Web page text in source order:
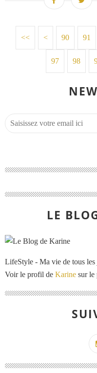
<< < 10
20
30
40
50
60
70
80
90 91
97 98
LE
LifeStyle - Ma vie de tous les
Voir le profil de Karine sur le